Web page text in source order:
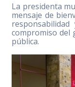
La presidenta
mensaje de
compromiso del
pública.